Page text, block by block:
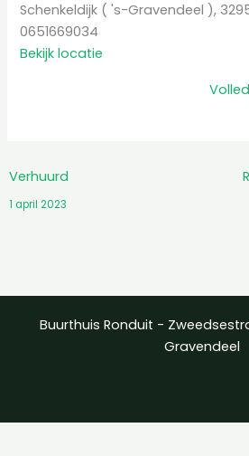
Schenkeldijk ( 's-Gravendeel ),
0651669034
Bekijk locatie
Verhuurd
1 april 2023
Buurthuis Ronduit -
Gravendeel